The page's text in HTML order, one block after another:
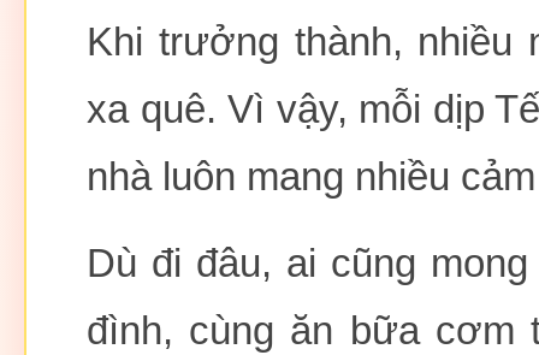
Khi trưởng thành, nhiều
xa quê. Vì vậy, mỗi dịp
nhà luôn mang nhiều
Dù đi đâu, ai cũng
đình, cùng ăn bữa cơm